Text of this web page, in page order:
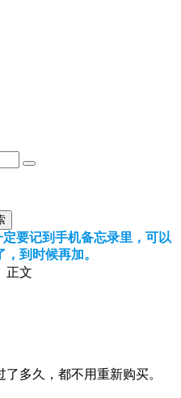
定要记到手机备忘录里，可以
到时候再加。
正文
多久，都不用重新购买。